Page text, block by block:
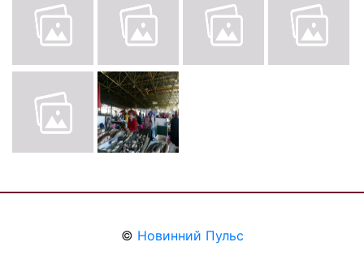
© Новинний Пульс